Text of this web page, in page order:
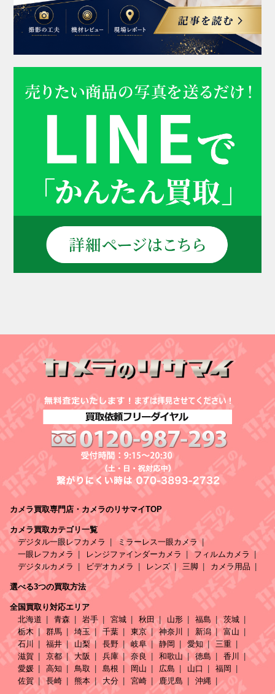
カメラ買取専門店・カメラのリサマイTOP
カメラ買取カテゴリ一覧
デジタル一眼レフカメラ
ミラーレス一眼カメラ
一眼レフカメラ
レンジファインダーカメラ
フィルムカメラ
デジタルカメラ
ビデオカメラ レンズ 三脚 カメラ用品
選べる3つの買取方法
全国買取り対応エリア
北海道
青森 岩手 宮城 秋田 山形 福島
茨城
栃木
群馬 埼玉 千葉 東京 神奈川 新潟
富山
石川
福井 山梨 長野 岐阜 静岡 愛知
三重
滋賀
京都 大阪 兵庫 奈良 和歌山 徳島
香川
愛媛
高知 鳥取 島根 岡山 広島 山口
福岡
佐賀
長崎 熊本 大分 宮崎 鹿児島 沖縄